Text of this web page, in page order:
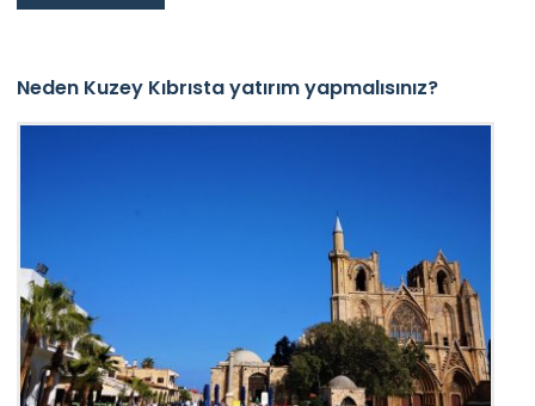
Neden Kuzey Kıbrısta yatırım yapmalısınız?